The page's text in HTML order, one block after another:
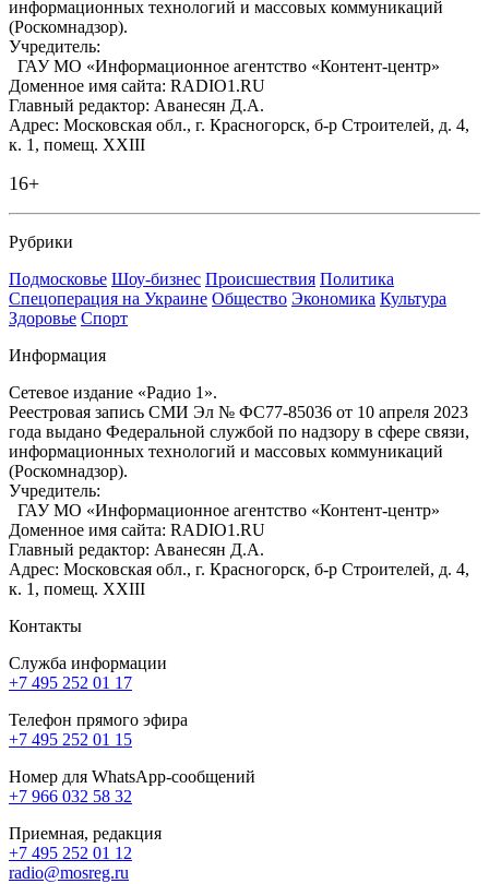
информационных технологий и массовых коммуникаций
(Роскомнадзор).
Учредитель:
ГАУ МО «Информационное агентство «Контент-центр»
Доменное имя сайта: RADIO1.RU
Главный редактор: Аванесян Д.А.
Адрес: Московская обл., г. Красногорск, б-р Строителей, д. 4,
к. 1, помещ. XXIII
16+
Рубрики
Подмосковье Шоу-бизнес Происшествия Политика
Спецоперация на Украине Общество Экономика Культура
Здоровье Спорт
Информация
Сетевое издание «Радио 1».
Реестровая запись СМИ Эл № ФС77-85036 от 10 апреля 2023
года выдано Федеральной службой по надзору в сфере связи,
информационных технологий и массовых коммуникаций
(Роскомнадзор).
Учредитель:
ГАУ МО «Информационное агентство «Контент-центр»
Доменное имя сайта: RADIO1.RU
Главный редактор: Аванесян Д.А.
Адрес: Московская обл., г. Красногорск, б-р Строителей, д. 4,
к. 1, помещ. XXIII
Контакты
Служба информации
+7 495 252 01 17
Телефон прямого эфира
+7 495 252 01 15
Номер для WhatsApp-сообщений
+7 966 032 58 32
Приемная, редакция
+7 495 252 01 12
radio@mosreg.ru